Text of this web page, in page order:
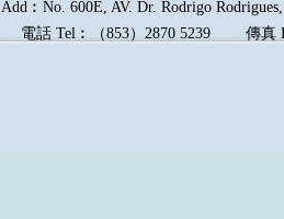
Add︰No. 600E, AV. Dr. Rodrigo
電話 Tel︰（853）2870 5239傳真